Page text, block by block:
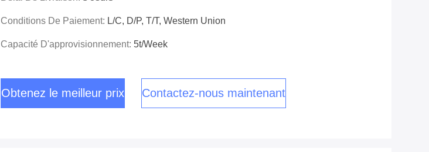
Conditions De Paiement: L/C, D/P, T/T, Western Union
Capacité D'approvisionnement: 5t/week
Obtenez le meilleur prix Contactez-nous maintenant